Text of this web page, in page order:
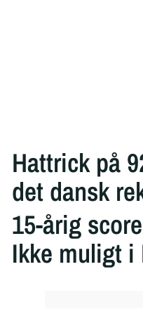
Hattrick på
det dansk
15-årig
Ikke muligt i